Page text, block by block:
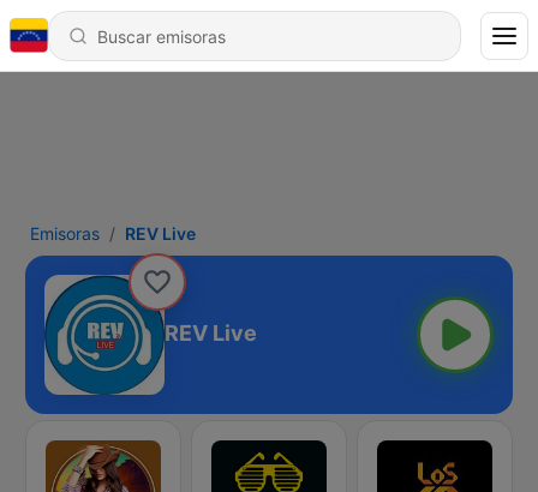
Emisoras REV Live
REV Live